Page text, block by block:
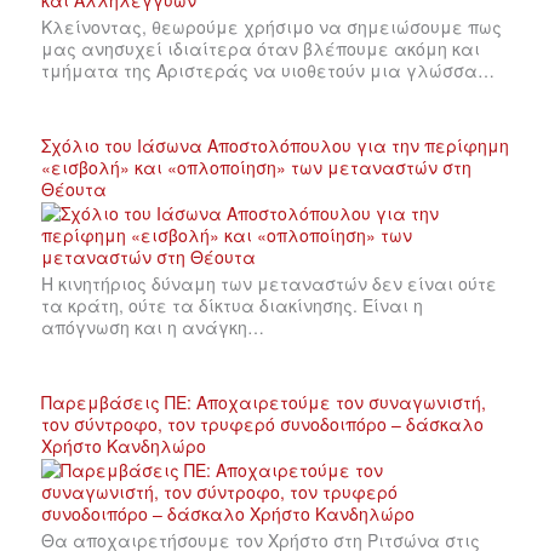
Κλείνοντας, θεωρούμε χρήσιμο να σημειώσουμε πως
μας ανησυχεί ιδιαίτερα όταν βλέπουμε ακόμη και
τμήματα της Αριστεράς να υιοθετούν μια γλώσσα…
Σχόλιο του Ιάσωνα Αποστολόπουλου για την περίφημη
«εισβολή» και «οπλοποίηση» των μεταναστών στη
Θέουτα
Η κινητήριος δύναμη των μεταναστών δεν είναι ούτε
τα κράτη, ούτε τα δίκτυα διακίνησης. Είναι η
απόγνωση και η ανάγκη…
Παρεμβάσεις ΠΕ: Αποχαιρετούμε τον συναγωνιστή,
τον σύντροφο, τον τρυφερό συνοδοιπόρο – δάσκαλο
Χρήστο Κανδηλώρο
Θα αποχαιρετήσουμε τον Χρήστο στη Ριτσώνα στις